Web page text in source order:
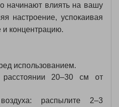
начинают влиять на вашу
настроение, успокаивая
концентрацию.
использованием.
20–30 см от
распылите 2–3